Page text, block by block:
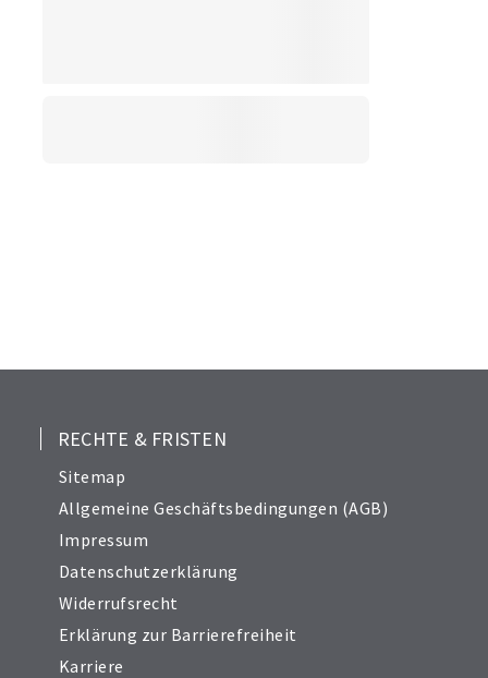
RECHTE & FRISTEN
Sitemap
Allgemeine Geschäftsbedingungen (AGB)
Impressum
Datenschutzerklärung
Widerrufsrecht
Erklärung zur Barrierefreiheit
Karriere